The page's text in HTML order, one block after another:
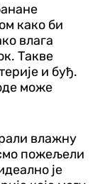
како би
влага
Такве
и буђ.
може
влажну
пожељели
је